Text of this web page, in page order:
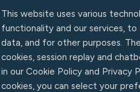
This website uses various
functionality and our services,
data, and for other purposes.
cookies, session replay and
in our Cookie Policy and Privacy
cookies, you can select your